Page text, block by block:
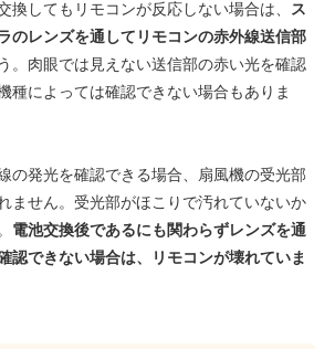
換してもリモコンが反応しない場合は、
ス
のレンズを通してリモコンの赤外線送信部
。肉眼では見えない送信部の赤い光を確認
種によっては確認できない場合もありま
の発光を確認できる場合、扇風機の受光部
ません。受光部がほこりで汚れていないか
電池交換後であるにも関わらずレンズを通
認できない場合は、リモコンが壊れていま